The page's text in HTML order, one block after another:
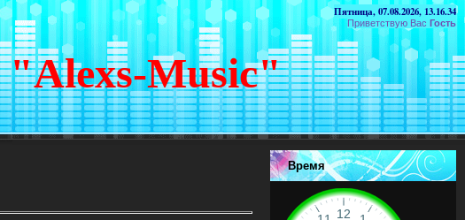
Пятница, 07.08.2026, 13.16.34
Приветствую Вас Гость
"Alexs-Music"
Время